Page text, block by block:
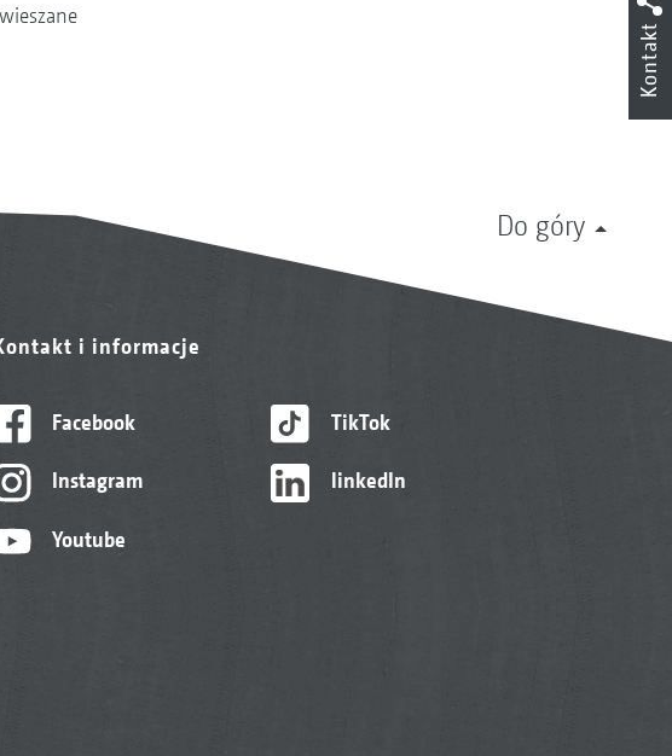
Do góry
i informacje
Facebook
Instagram
Youtube
TikTok
linkedIn
Kontakt